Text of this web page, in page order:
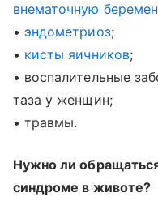
внематочную
• эндометриоз;
• кисты яичников;
• воспалительные
таза у женщин;
• травмы.
Нужно ли
синдроме в животе?